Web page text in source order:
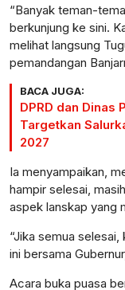
“Banyak teman-
berkunjung ke sini.
melihat langsung
pemandangan
BACA JUGA:
DPRD dan Dinas
Targetkan
2027
Ia menyampaikan,
hampir selesai,
aspek lanskap yang
“Jika semua
ini bersama
Acara buka puasa